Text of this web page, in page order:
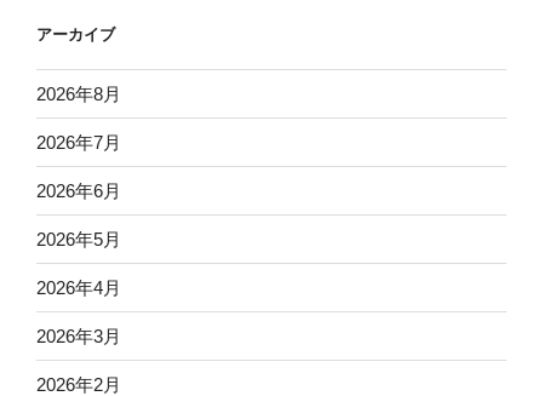
アーカイブ
2026年8月
2026年7月
2026年6月
2026年5月
2026年4月
2026年3月
2026年2月